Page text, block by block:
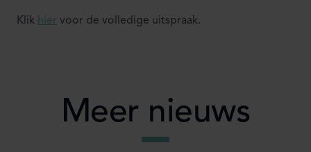
Klik hier voor de volledige uitspraak.
Meer nieuws